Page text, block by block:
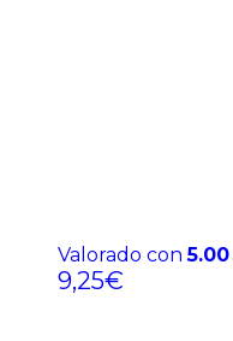
Valorado con5.00
9,25€